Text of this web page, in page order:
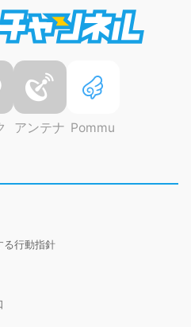
アンテナ Pommu
る行動指針